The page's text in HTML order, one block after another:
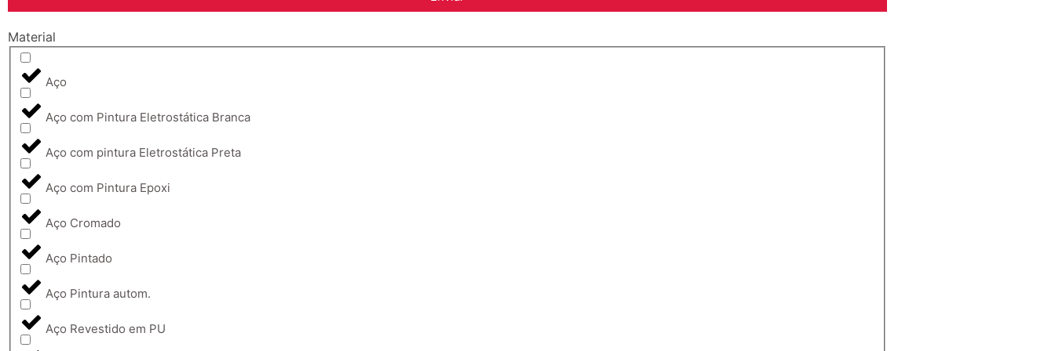
Material
Aço
Aço com Pintura Eletrostática Branca
Aço com pintura Eletrostática Preta
Aço com Pintura Epoxi
Aço Cromado
Aço Pintado
Aço Pintura autom.
Aço Revestido em PU